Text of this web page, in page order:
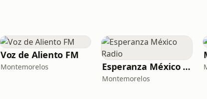
Voz de Aliento FM
Montemorelos Esperanza México Radio
Montemorelos